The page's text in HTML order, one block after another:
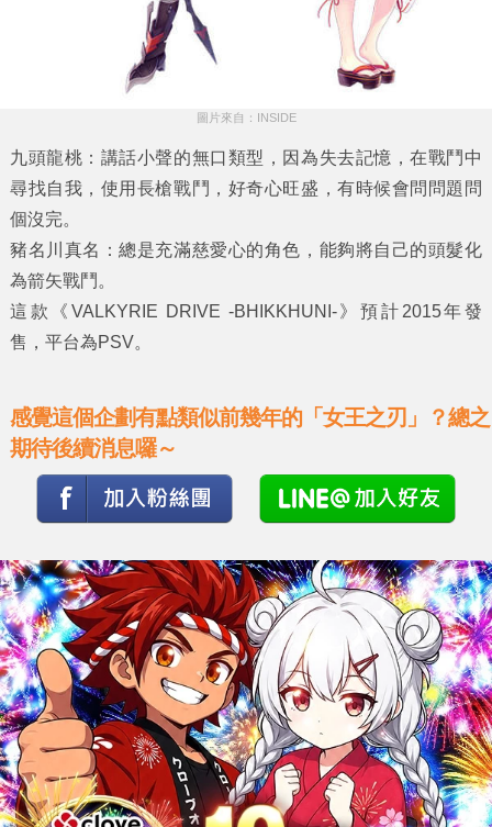
圖片來自：INSIDE
九頭龍桃：講話小聲的無口類型，因為失去記憶，在戰鬥中
尋找自我，使用長槍戰鬥，好奇心旺盛，有時候會問問題問
個沒完。
豬名川真名：總是充滿慈愛心的角色，能夠將自己的頭髮化
為箭矢戰鬥。
這款《VALKYRIE DRIVE -BHIKKHUNI-》預計2015年發
售，平台為PSV。
感覺這個企劃有點類似前幾年的「女王之刃」？總之
期待後續消息囉～